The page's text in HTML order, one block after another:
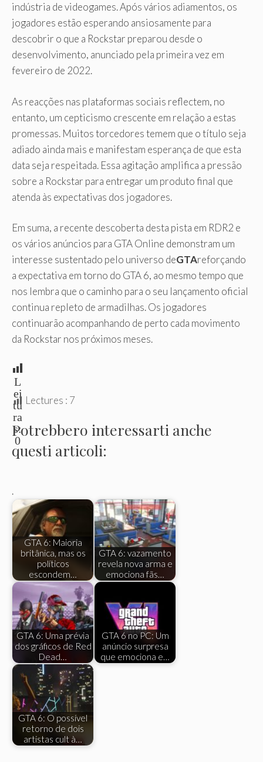
indústria de videogames. Após vários adiamentos, os
jogadores estão esperando ansiosamente para
descobrir o que a Rockstar preparou desde o
desenvolvimento, anunciado pela primeira vez em
fevereiro de 2022.
As reacções nas plataformas sociais reflectem, no
entanto, um cepticismo crescente em relação a estas
promessas. Muitos torcedores temem que o título seja
adiado ainda mais e manifestam esperança de que esta
data seja respeitada. Essa agitação amplifica a pressão
sobre a Rockstar para entregar um produto final que
atenda às expectativas dos jogadores.
Em suma, a recente descoberta desta pista em RDR2 e
os vários anúncios para GTA Online demonstram um
interesse sustentado pelo universo deGTAreforçando
a expectativa em torno do GTA 6, ao mesmo tempo que
nos lembra que o caminho para o seu lançamento oficial
continua repleto de armadilhas. Os jogadores
continuarão acompanhando de perto cada movimento
da Rockstar nos próximos meses.
L
ei
tu
ra
s:
0
Lectures : 7
Potrebbero interessarti anche
questi articoli:
.
GTA 6: Maioria
britânica, mas os
políticos
escondem…
GTA 6: vazamento
revela nova arma e
emociona fãs…
GTA 6: Uma prévia
dos gráficos de Red
Dead…
GTA 6 no PC: Um
anúncio surpresa
que emociona e…
GTA 6: O possível
retorno de dois
artistas cult à…